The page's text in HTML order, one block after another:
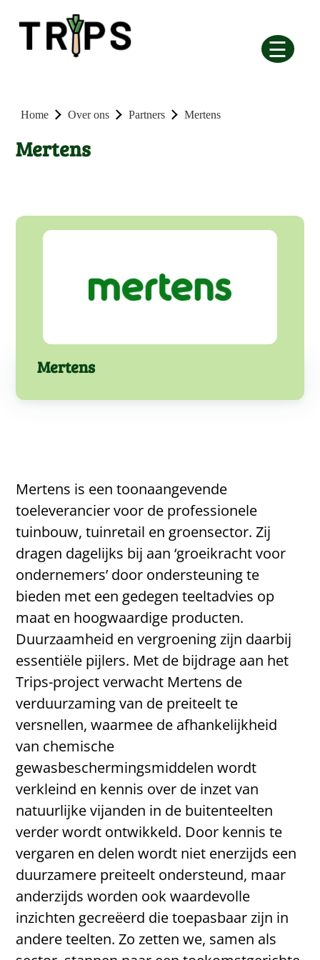
☰
Home Over ons Partners Mertens
Mertens
Mertens is een toonaangevende
toeleverancier voor de professionele
tuinbouw, tuinretail en groensector. Zij
dragen dagelijks bij aan ‘groeikracht voor
ondernemers’ door ondersteuning te
bieden met een gedegen teeltadvies op
maat en hoogwaardige producten.
Duurzaamheid en vergroening zijn daarbij
essentiële pijlers. Met de bijdrage aan het
Trips-project verwacht Mertens de
verduurzaming van de preiteelt te
versnellen, waarmee de afhankelijkheid
van chemische
gewasbeschermingsmiddelen wordt
verkleind en kennis over de inzet van
natuurlijke vijanden in de buitenteelten
verder wordt ontwikkeld. Door kennis te
vergaren en delen wordt niet enerzijds een
duurzamere preiteelt ondersteund, maar
anderzijds worden ook waardevolle
inzichten gecreëerd die toepasbaar zijn in
andere teelten. Zo zetten we, samen als
Mertens